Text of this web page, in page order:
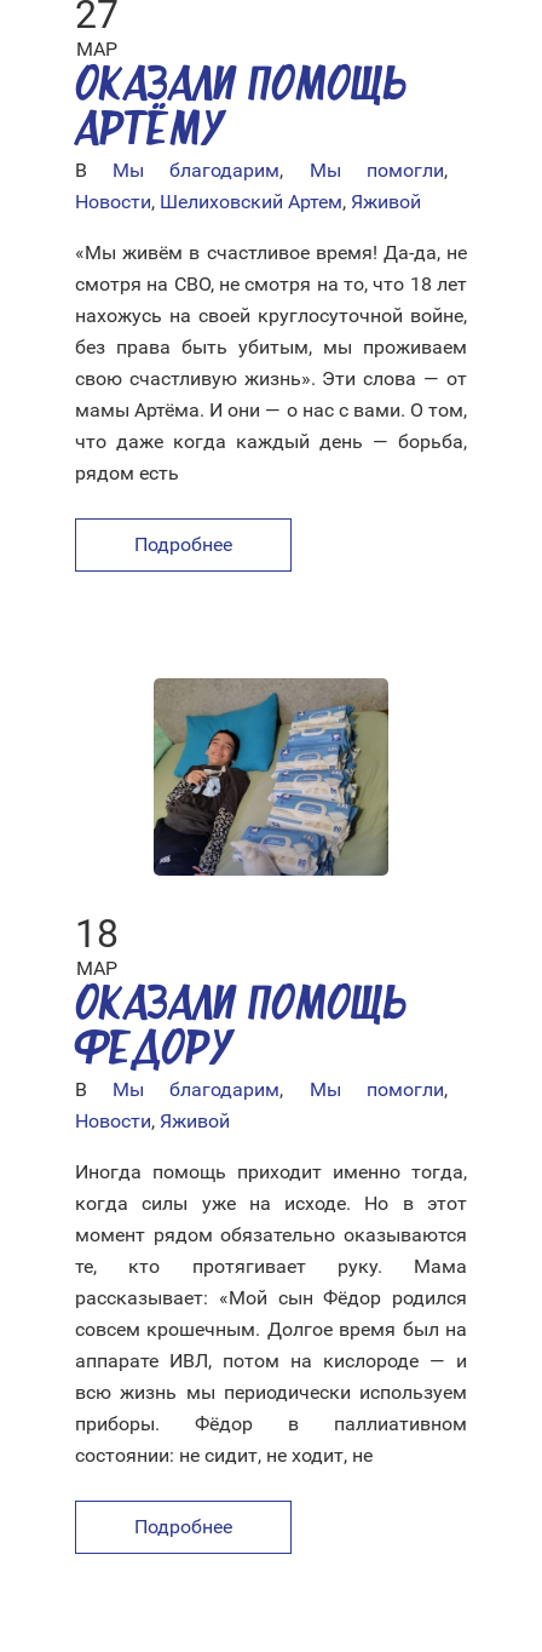
27
МАР
ОКАЗАЛИ ПОМОЩЬ
АРТЁМУ
В Мы благодарим, Мы помогли,
Новости, Шелиховский Артем, Яживой
«Мы живём в счастливое время! Да-да, не
смотря на СВО, не смотря на то, что 18 лет
нахожусь на своей круглосуточной войне,
без права быть убитым, мы проживаем
свою счастливую жизнь». Эти слова — от
мамы Артёма. И они — о нас с вами. О том,
что даже когда каждый день — борьба,
рядом есть
Подробнее
18
МАР
ОКАЗАЛИ ПОМОЩЬ
ФЕДОРУ
В Мы благодарим, Мы помогли,
Новости, Яживой
Иногда помощь приходит именно тогда,
когда силы уже на исходе. Но в этот
момент рядом обязательно оказываются
те, кто протягивает руку. Мама
рассказывает: «Мой сын Фёдор родился
совсем крошечным. Долгое время был на
аппарате ИВЛ, потом на кислороде — и
всю жизнь мы периодически используем
приборы. Фёдор в паллиативном
состоянии: не сидит, не ходит, не
Подробнее